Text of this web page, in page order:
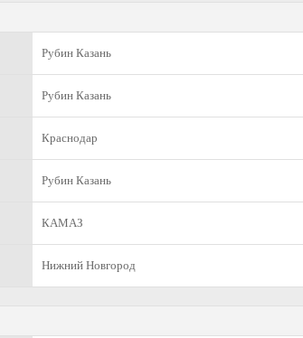
Рубин Казань
Рубин Казань
Краснодар
Рубин Казань
КАМАЗ
Нижний Новгород